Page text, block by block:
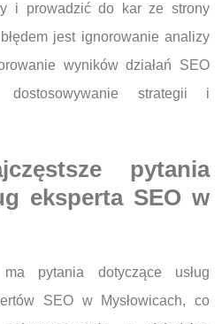
i prowadzić do kar ze strony
jest ignorowanie analizy
wyników działań SEO
strategii i
pytania
eksperta SEO w
pytania dotyczące usług
SEO w Mysłowicach, co